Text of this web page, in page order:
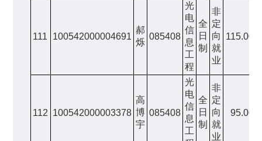
111 100542000004691
郝
烁
085408
光
电
信
息
工
程
全
日
制
非
定
向
就
业
115.00
112 100542000003378
高
博
宇
085408
光
电
信
息
工
全
日
制
非
定
向
就
业
95.00